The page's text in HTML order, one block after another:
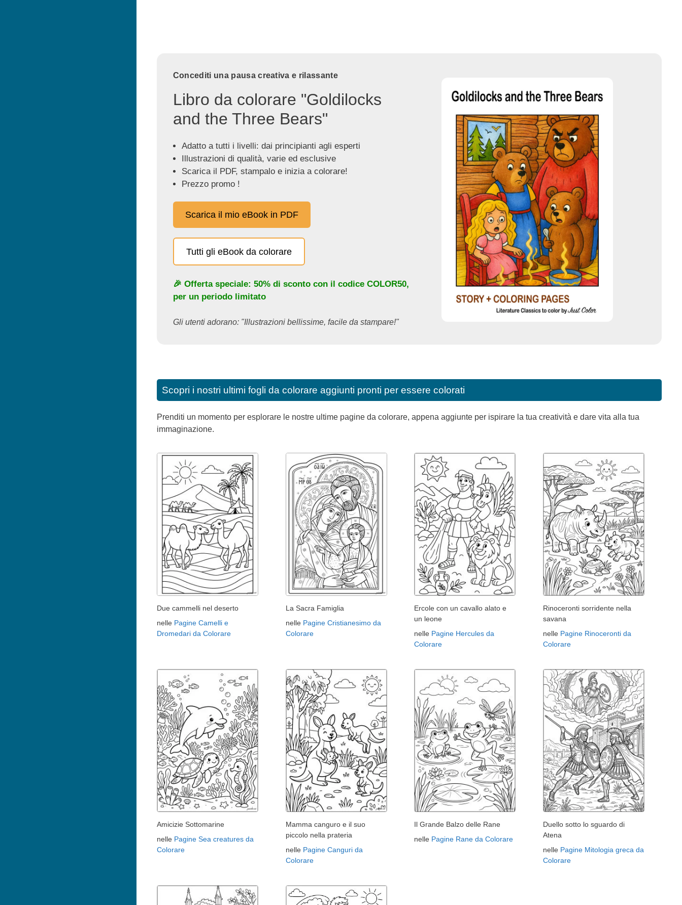
Concediti una pausa creativa e rilassante
Libro da colorare "Goldilocks
and the Three Bears"
Adatto a tutti i livelli: dai principianti agli esperti
Illustrazioni di qualità, varie ed esclusive
Scarica il PDF, stampalo e inizia a colorare!
Prezzo promo !
Scarica il mio eBook in PDF
Tutti gli eBook da colorare
🎉 Offerta speciale: 50% di sconto con il codice COLOR50,
per un periodo limitato
Gli utenti adorano: "Illustrazioni bellissime, facile da stampare!"
Scopri i nostri ultimi fogli da colorare aggiunti pronti per essere colorati
Prenditi un momento per esplorare le nostre ultime pagine da colorare, appena aggiunte per ispirare la tua creatività e dare vita alla tua
immaginazione.
Due cammelli nel deserto
nelle Pagine Camelli e
Dromedari da Colorare
La Sacra Famiglia
nelle Pagine Cristianesimo da
Colorare
Ercole con un cavallo alato e
un leone
nelle Pagine Hercules da
Colorare
Rinoceronti sorridente nella
savana
nelle Pagine Rinoceronti da
Colorare
Amicizie Sottomarine
nelle Pagine Sea creatures da
Colorare
Mamma canguro e il suo
piccolo nella prateria
nelle Pagine Canguri da
Colorare
Il Grande Balzo delle Rane
nelle Pagine Rane da Colorare
Duello sotto lo sguardo di
Atena
nelle Pagine Mitologia greca da
Colorare